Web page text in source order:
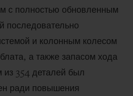
с полностью обновленным
последовательно
и колонным колесом
а также запасом хода
из 354 деталей был
ради повышения